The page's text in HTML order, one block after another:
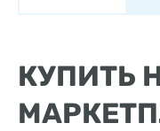
КУПИТЬ